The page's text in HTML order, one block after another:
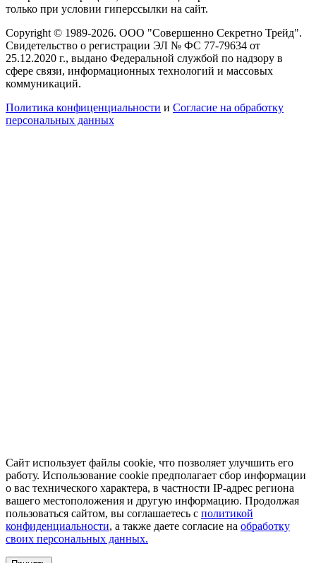
только при условии гиперссылки на сайт.
Copyright © 1989-2026. ООО "Совершенно Секретно Трейд".
Свидетельство о регистрации ЭЛ № ФС 77-79634 от
25.12.2020 г., выдано Федеральной службой по надзору в
сфере связи, информационных технологий и массовых
коммуникаций.
Политика конфиценциальности и Согласие на обработку
персональных данных
Сайт использует файлы cookie, что позволяет улучшить его
работу. Использование cookie предполагает сбор информации
о вас технического характера, в частности IP-адрес региона
вашего местоположения и другую информацию. Продолжая
пользоваться сайтом, вы соглашаетесь с политикой
конфиденциальности, а также даете согласие на обработку
своих персональных данных.